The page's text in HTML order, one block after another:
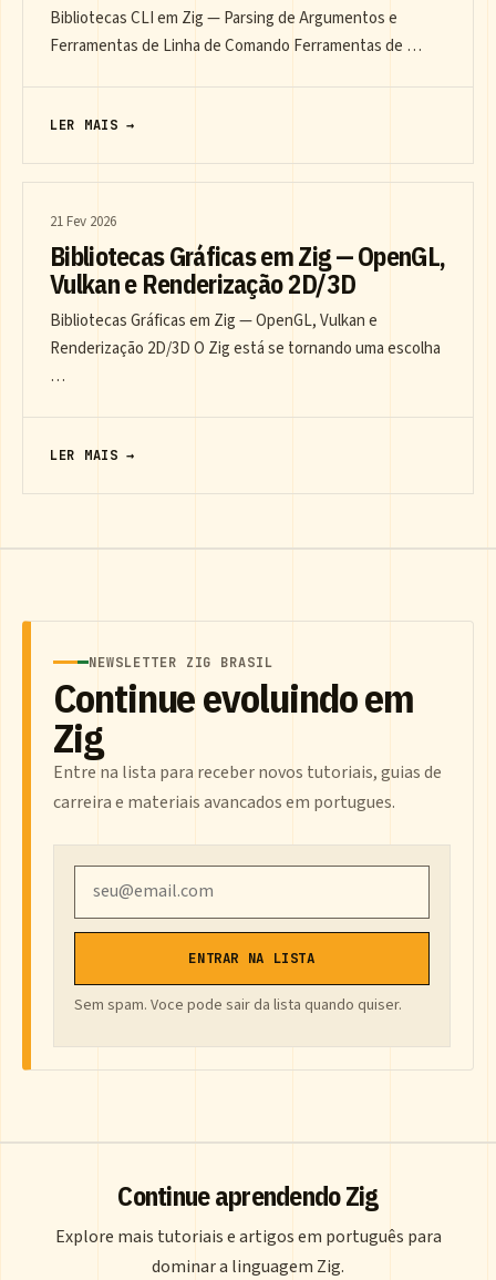
Bibliotecas CLI em Zig — Parsing de Argumentos e
Ferramentas de Linha de Comando Ferramentas de …
LER MAIS →
21 Fev 2026
Bibliotecas Gráficas em Zig — OpenGL,
Vulkan e Renderização 2D/3D
Bibliotecas Gráficas em Zig — OpenGL, Vulkan e
Renderização 2D/3D O Zig está se tornando uma escolha
…
LER MAIS →
NEWSLETTER ZIG BRASIL
Continue evoluindo em
Zig
Entre na lista para receber novos tutoriais, guias de
carreira e materiais avancados em portugues.
ENTRAR NA LISTA
Sem spam. Voce pode sair da lista quando quiser.
Continue aprendendo Zig
Explore mais tutoriais e artigos em português para
dominar a linguagem Zig.